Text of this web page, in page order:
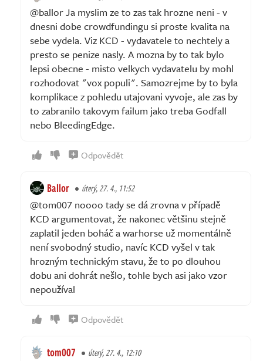
@ballor Ja myslim ze to zas tak hrozne neni - v
dnesni dobe crowdfundingu si proste kvalita na
sebe vydela. Viz KCD - vydavatele to nechtely a
presto se penize nasly. A mozna by to tak bylo
lepsi obecne - misto velkych vydavatelu by mohl
rozhodovat "vox populi". Samozrejme by to byla
komplikace z pohledu utajovani vyvoje, ale zas by
to zabranilo takovym failum jako treba Godfall
nebo BleedingEdge.
Odpovědět
Ballor úterý, 27. 4., 11:52
@tom007 noooo tady se dá zrovna v případě
KCD argumentovat, že nakonec většinu stejně
zaplatil jeden boháč a warhorse už momentálně
není svobodný studio, navíc KCD vyšel v tak
hrozným technickým stavu, že to po dlouhou
dobu ani dohrát nešlo, tohle bych asi jako vzor
nepoužíval
Odpovědět
tom007 úterý, 27. 4., 12:10